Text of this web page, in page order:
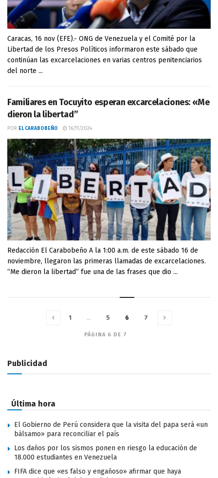
Caracas, 16 nov (EFE).- ONG de Venezuela y el Comité por la
Libertad de los Presos Políticos informaron este sábado que
continúan las excarcelaciones en varias centros penitenciarios
del norte ...
Familiares en Tocuyito esperan excarcelaciones: «Me
dieron la libertad”
POR EL CARABOBEÑO 16/11/2024
Redacción El Carabobeño A la 1:00 a.m. de este sábado 16 de
noviembre, llegaron las primeras llamadas de excarcelaciones.
“Me dieron la libertad” fue una de las frases que dio ...
PÁGINA 6 DE 7
1 … 5 6 7
Publicidad
Última hora
El Gobierno de Perú considera que la visita del papa será «un
bálsamo» para reconciliar el país
Los daños por los sismos ponen en riesgo la educación de
18.000 estudiantes en Venezuela
FIFA dice que «es falso y engañoso» afirmar que haya